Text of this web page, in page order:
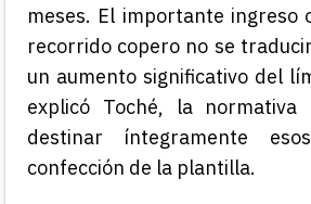
meses. El importante ingreso
recorrido copero no se
un aumento significativo del
explicó Toché, la normativa
destinar íntegramente
confección de la plantilla.